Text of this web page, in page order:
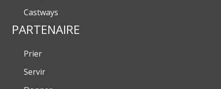
Castways
PARTENAIRE
Prier
Servir